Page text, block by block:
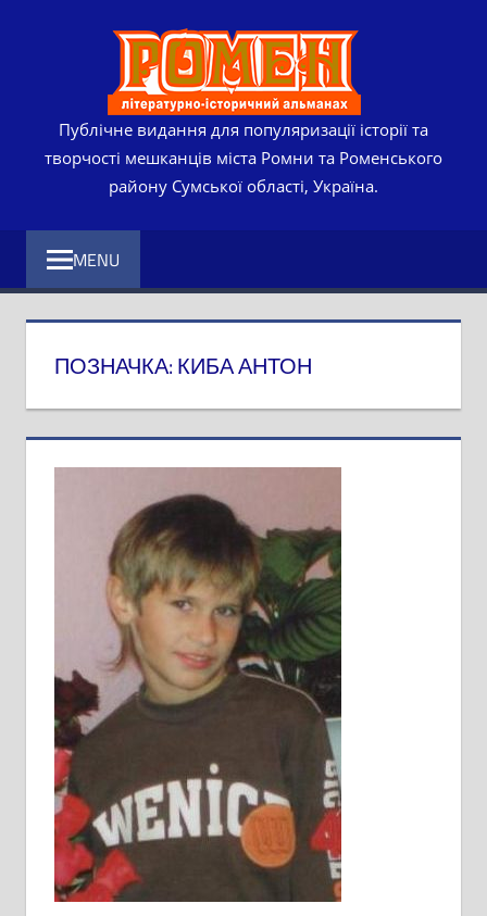
Публічне видання для популяризації історії та
творчості мешканців міста Ромни та Роменського
району Сумської області, Україна.
MENU
ПОЗНАЧКА:КИБА АНТОН